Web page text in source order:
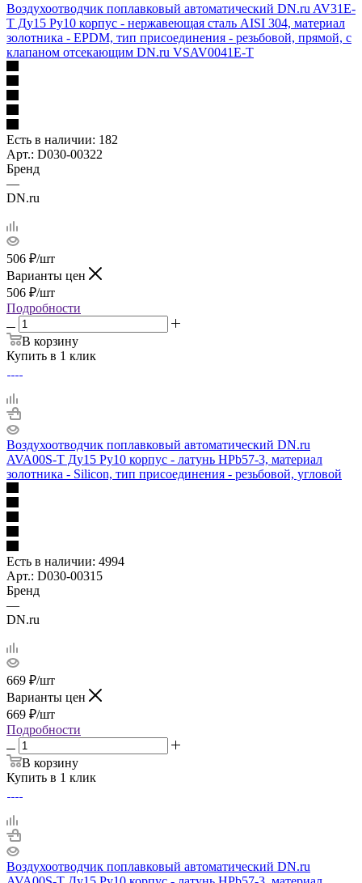
Воздухоотводчик поплавковый автоматический DN.ru AV31E-
T Ду15 Ру10 корпус - нержавеющая сталь AISI 304, материал
золотника - EPDM, тип присоединения - резьбовой, прямой, с
клапаном отсекающим DN.ru VSAV0041E-T
Есть в наличии: 182
Арт.: D030-00322
Бренд
—
DN.ru
506 ₽/шт
Варианты цен
506 ₽/шт
Подробности
В корзину
Купить в 1 клик
Воздухоотводчик поплавковый автоматический DN.ru
AVA00S-T Ду15 Ру10 корпус - латунь HPb57-3, материал
золотника - Silicon, тип присоединения - резьбовой, угловой
Есть в наличии: 4994
Арт.: D030-00315
Бренд
—
DN.ru
669 ₽/шт
Варианты цен
669 ₽/шт
Подробности
В корзину
Купить в 1 клик
Воздухоотводчик поплавковый автоматический DN.ru